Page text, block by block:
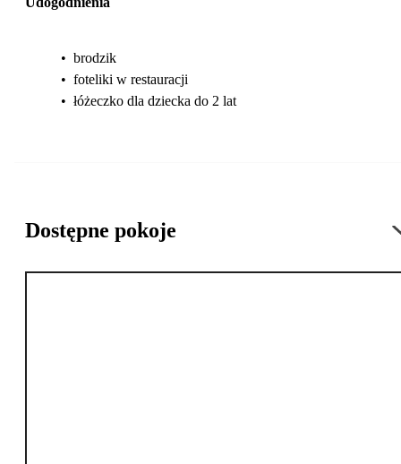
• brodzik
• foteliki w restauracji
• łóżeczko dla dziecka do 2 lat
Dostępne pokoje